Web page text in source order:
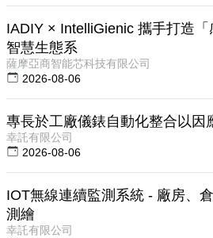
IADIY × IntelliGienic 攜手打造
智慧生態系
薩摩亞商智能芯科技有限公司
2026-08-06
專長於工廠儀錶自動化整合以因
幸託有限公司
2026-08-06
IOT無線連續監測系統 - 廠房、
測繪
幸託有限公司